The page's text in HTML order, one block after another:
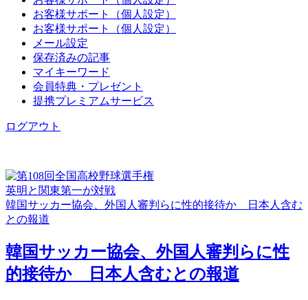
お客様サポート（個人設定）
お客様サポート（個人設定）
メール設定
保存済みの記事
マイキーワード
会員特典・プレゼント
提携プレミアムサービス
ログアウト
英明と関東第一が対戦
韓国サッカー協会、外国人審判らに性的接待か 日本人含む
との報道
韓国サッカー協会、外国人審判らに性
的接待か 日本人含むとの報道